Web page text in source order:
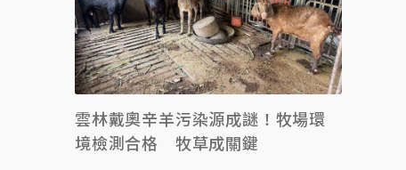
雲林戴奧辛羊污染源成謎！牧場環
境檢測合格 牧草成關鍵